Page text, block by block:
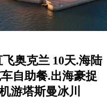
奥克兰 10天.海陆
自助餐.出海豪捉
游塔斯曼冰川